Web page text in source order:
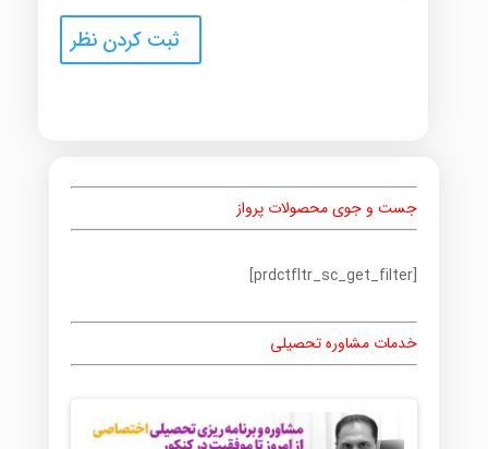
جست و جوی محصولات پرواز
[prdctfltr_sc_get_filter]
خدمات مشاوره تحصیلی